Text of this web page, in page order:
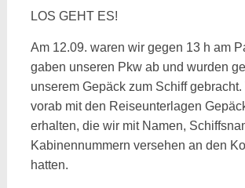
LOS GEHT ES!
Am 12.09. waren wir gegen 13 h am
gaben unseren Pkw ab und wurden
unserem Gepäck zum Schiff gebracht.
vorab mit den Reiseunterlagen
erhalten, die wir mit Namen,
Kabinennummern versehen an den
hatten.